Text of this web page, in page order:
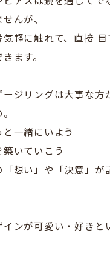
んが、
気軽に触れて、直接
ます。
ジリングは大事な方
一緒にいよう
いていこう
想い」や「決意」が
インが可愛い・好きと